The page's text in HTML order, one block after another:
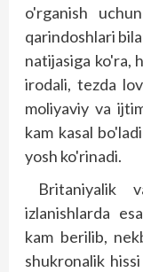
o'rganish
qarindoshlari
natijasiga ko'ra,
irodali, tezda
moliyaviy va
kam kasal
yosh ko'rinadi.
Britaniyalik
izlanishlarda
kam berilib,
shukronalik